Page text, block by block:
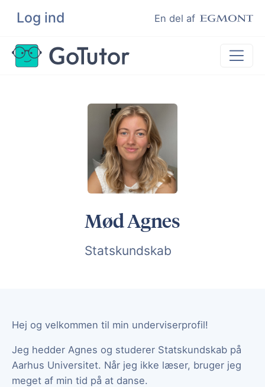
Log ind En del af
Søg
Lektiehjælp
Hjælp til ordblinde
Kundeudtalelser
Undervisere
Mød Agnes
Statskundskab
Hej og velkommen til min underviserprofil!
Jeg hedder Agnes og studerer Statskundskab på
Aarhus Universitet. Når jeg ikke læser, bruger jeg
meget af min tid på at danse.